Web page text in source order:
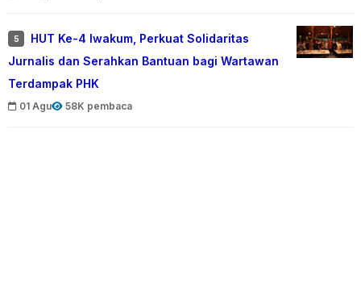
5
HUT Ke-4 Iwakum, Perkuat Solidaritas
Jurnalis dan Serahkan Bantuan bagi Wartawan
Terdampak PHK
01 Agu 58K pembaca